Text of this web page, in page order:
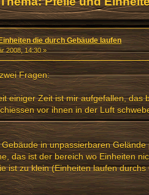
die durch Gebäude laufen
2008, 14:30 »
Fragen:
einiger Zeit ist mir aufgefallen, das
vor ihnen in der Luft
in unpassierbaren
das ist der bereich wo Einheiten
ist zu klein (Einheiten laufen durchs